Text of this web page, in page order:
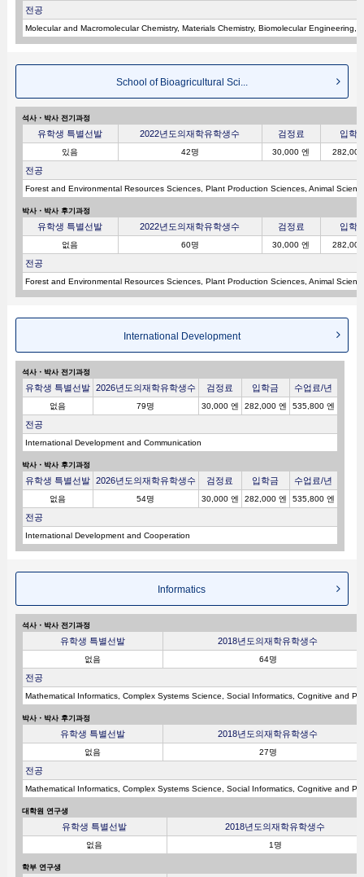
전공
Molecular and Macromolecular Chemistry, Materials Chemistry, Biomolecular
School of Bioagricultural Sci...
석사・박사 전기과정
유학생 특별선발 2022년도의재학유학생수 검정료 입학
있음 42명 30,000 엔
전공
Forest and Environmental Resources Sciences, Plant Production Sciences, Animal
박사・박사 후기과정
유학생 특별선발 2022년도의재학유학생수 검정료 입학
없음 60명 30,000 엔
전공
Forest and Environmental Resources Sciences, Plant Production Sciences, Animal
International Development
석사・박사 전기과정
유학생 특별선발 2026년도의재학유학생수 검정료 입학금 수업료/년
없음 79명 30,000 엔 282,000 엔 535,800 엔
전공
International Development and Communication
박사・박사 후기과정
유학생 특별선발 2026년도의재학유학생수 검정료 입학금 수업료/년
없음 54명 30,000 엔 282,000 엔 535,800 엔
전공
International Development and Cooperation
Informatics
석사・박사 전기과정
유학생 특별선발 2018년도의재학유학생수
없음 64명
전공
Mathematical Informatics, Complex Systems Science, Social Informatics, Cognitive and
박사・박사 후기과정
유학생 특별선발 2018년도의재학유학생수
없음 27명
전공
Mathematical Informatics, Complex Systems Science, Social Informatics, Cognitive and
대학원 연구생
유학생 특별선발 2018년도의재학유학생수
없음 1명
학부 연구생